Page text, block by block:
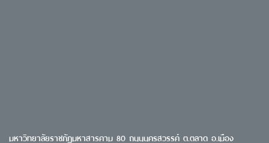
มหาวิทยาลัยราชภัฏมหาสารคาม 80 ถนนนครสวรรค์ ต.ตลาด อ.เมือง